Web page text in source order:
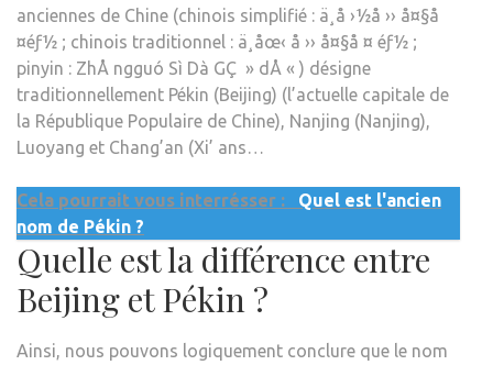
anciennes de Chine (chinois simplifié : ä¸å ›½å ›› å¤§å
¤éƒ½ ; chinois traditionnel : ä¸åœ‹ å ›› å¤§å ¤ éƒ½ ;
pinyin : ZhÅ ngguó Sì Dà GÇ » dÅ « ) désigne
traditionnellement Pékin (Beijing) (l’actuelle capitale de
la République Populaire de Chine), Nanjing (Nanjing),
Luoyang et Chang’an (Xi’ ans…
Cela pourrait vous interrésser :
Quel est l'ancien
nom de Pékin ?
Quelle est la différence entre
Beijing et Pékin ?
Ainsi, nous pouvons logiquement conclure que le nom